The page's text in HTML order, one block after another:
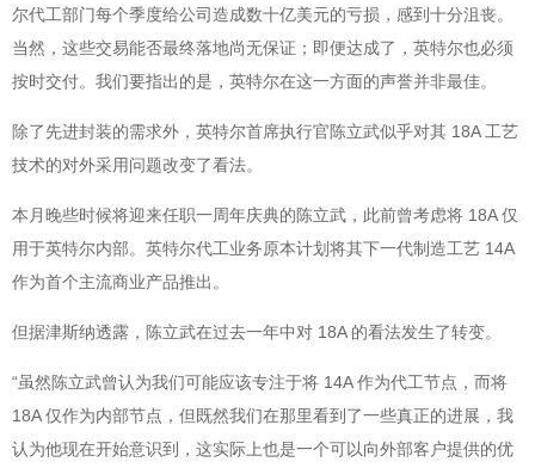
尔代工部门每个季度给公司造成数十亿美元的亏损，感到十分沮丧。
当然，这些交易能否最终落地尚无保证；即便达成了，英特尔也必须
按时交付。我们要指出的是，英特尔在这一方面的声誉并非最佳。
除了先进封装的需求外，英特尔首席执行官陈立武似乎对其 18A 工艺
技术的对外采用问题改变了看法。
本月晚些时候将迎来任职一周年庆典的陈立武，此前曾考虑将 18A 仅
用于英特尔内部。英特尔代工业务原本计划将其下一代制造工艺 14A
作为首个主流商业产品推出。
但据津斯纳透露，陈立武在过去一年中对 18A 的看法发生了转变。
“虽然陈立武曾认为我们可能应该专注于将 14A 作为代工节点，而将
18A 仅作为内部节点，但既然我们在那里看到了一些真正的进展，我
认为他现在开始意识到，这实际上也是一个可以向外部客户提供的优